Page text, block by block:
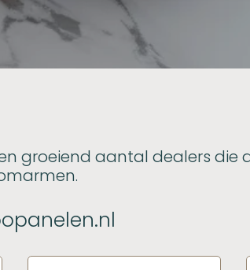
groeiend aantal dealers